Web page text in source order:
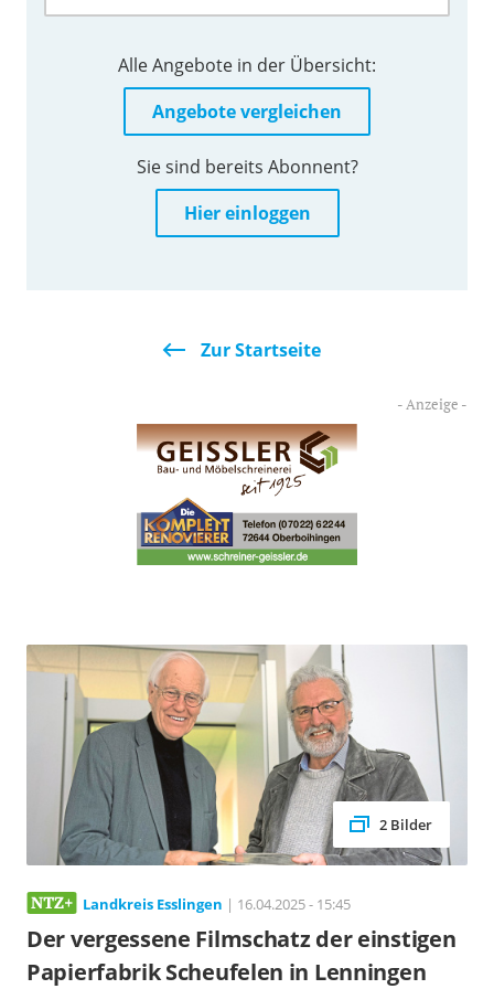
Alle Angebote in der Übersicht:
Angebote vergleichen
Sie sind bereits Abonnent?
Hier einloggen
Zur Startseite
2 Bilder
Landkreis Esslingen | 16.04.2025 - 15:45
Der vergessene Filmschatz der einstigen
Papierfabrik Scheufelen in Lenningen